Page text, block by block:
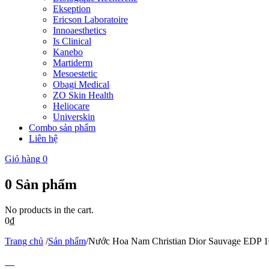
Ekseption
Ericson Laboratoire
Innoaesthetics
Is Clinical
Kanebo
Martiderm
Mesoestetic
Obagi Medical
ZO Skin Health
Heliocare
Universkin
Combo sản phẩm
Liên hệ
Giỏ hàng 0
0 Sản phẩm
No products in the cart.
0₫
Trang chủ /Sản phẩm/Nước Hoa Nam Christian Dior Sauvage EDP